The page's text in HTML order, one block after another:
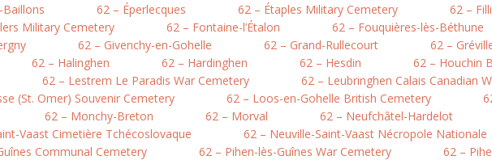
Baillons
62 – Éperlecques 62 – Étaples Military Cemetery
62 –
Military Cemetery
62 – Fontaine-l’Étalon
62 – Fouquières-lès-Béthune
62 – Givenchy-en-Gohelle 62 – Grand-Rullecourt
62 –
62 – Halinghen 62 – Hardinghen 62 – Hesdin
62 – Houchin
62 – Lestrem Le Paradis War Cemetery
62 – Leubringhen Calais Canadian
(St. Omer) Souvenir Cemetery
62 – Loos-en-Gohelle British Cemetery
62 – Monchy-Breton 62 – Morval
62 – Neufchâtel-Hardelot
Vaast Cimetière Tchécoslovaque
62 – Neuville-Saint-Vaast Nécropole Nationale
Communal Cemetery
62 – Pihen-lès-Guînes War Cemetery
62 –